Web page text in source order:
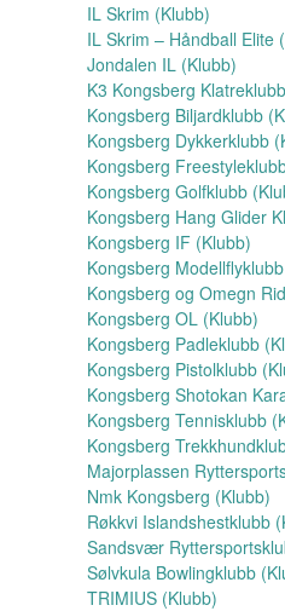
IL Skrim (Klubb)
IL Skrim – Håndball Elite
Jondalen IL (Klubb)
K3 Kongsberg
Kongsberg Biljardklubb
Kongsberg Dykkerklubb
Kongsberg
Kongsberg Golfklubb
Kongsberg Hang Glider
Kongsberg IF (Klubb)
Kongsberg
Kongsberg og Omegn
Kongsberg OL (Klubb)
Kongsberg Padleklubb
Kongsberg Pistolklubb
Kongsberg Shotokan
Kongsberg Tennisklubb
Kongsberg
Majorplassen
Nmk Kongsberg (Klubb)
Røkkvi Islandshestklubb
Sandsvær
Sølvkula Bowlingklubb
TRIMIUS (Klubb)